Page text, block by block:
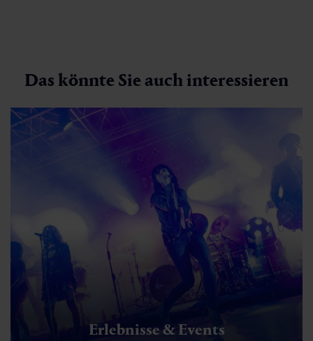
Das könnte Sie auch interessieren
Erlebnisse & Events